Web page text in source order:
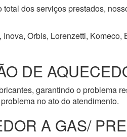
dos serviços prestados,
Orbis, Lorenzetti,
DE
garantindo o problema
no ato do atendimento.
A GAS/